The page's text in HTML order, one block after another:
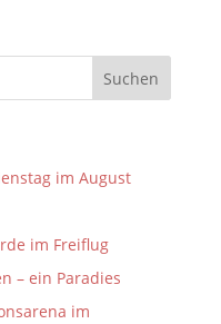
im August
im Freiflug
– ein Paradies
im